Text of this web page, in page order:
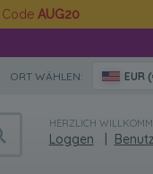
Code AUG20
ORT WÄHLEN: EUR
HERZLICH
Loggen